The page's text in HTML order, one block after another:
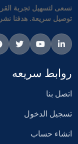
نسعى لتسهيل تجربة
توصيل سريعة. هدفنا
روابط سريعه
اتصل بنا
تسجيل الدخول
انشاء حساب